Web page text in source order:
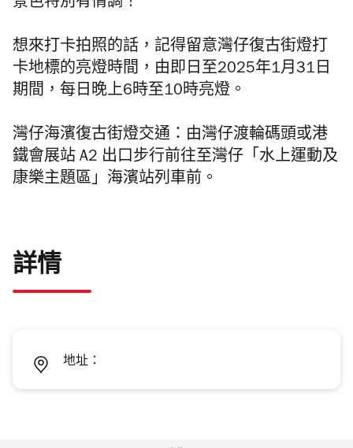
景色特別有情調！
想來打卡拍照的話，記得留意灣仔復古街燈打
卡地標的亮燈時間，由即日至2025年1月31日
期間，每日晚上6時至10時亮燈。
灣仔海濱復古街燈交通：由灣仔渡輪碼頭或港
鐵會展站 A2 出口步行前往至灣仔「水上運動及
康樂主題區」海濱站列車前。
詳情
地址：